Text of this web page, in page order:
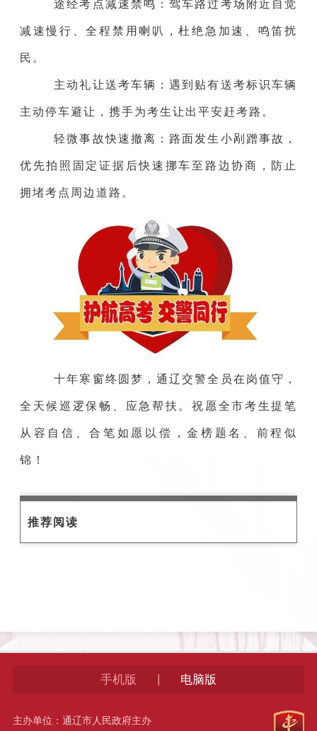
途经考点减速禁鸣：驾车路过考场附近自觉
减速慢行、全程禁用喇叭，杜绝急加速、鸣笛扰
民。
主动礼让送考车辆：遇到贴有送考标识车辆
主动停车避让，携手为考生让出平安赶考路。
轻微事故快速撤离：路面发生小剐蹭事故，
优先拍照固定证据后快速挪车至路边协商，防止
拥堵考点周边道路。
十年寒窗终圆梦，通辽交警全员在岗值守，
全天候巡逻保畅、应急帮扶。祝愿全市考生提笔
从容自信、合笔如愿以偿，金榜题名、前程似
锦！
推荐阅读
手机版 电脑版
主办单位：通辽市人民政府主办